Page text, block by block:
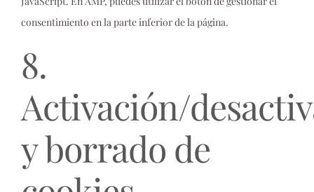
consentimiento en la parte inferior de la página.
8.
Activación/
y borrado de